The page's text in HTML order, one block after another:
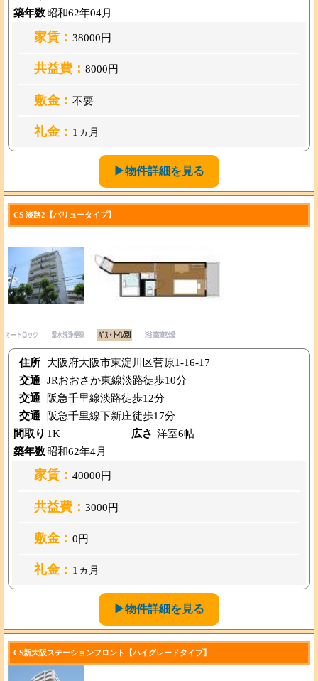
築年数昭和62年04月
家賃： 38000円
共益費： 8000円
敷金： 不要
礼金： 1ヵ月
▶物件詳細を見る
CS 淡路2【バリュータイプ】
住所
大阪府大阪市東淀川区菅原1-16-17
交通 JRおおさか東線淡路徒歩10分
交通
阪急千里線淡路徒歩12分
交通
阪急千里線下新庄徒歩17分
間取り 1K 広さ 洋室6帖
築年数昭和62年4月
家賃： 40000円
共益費： 3000円
敷金： 0円
礼金： 1ヵ月
▶物件詳細を見る
CS新大阪ステーションフロント【ハイグレードタイプ】